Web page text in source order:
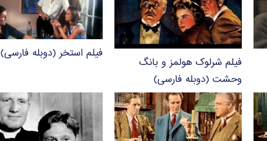
فیلم شرلوک هولمز و بانگ
وحشت (دوبله فارسی)
فیلم استخر (دوبله فارسی)